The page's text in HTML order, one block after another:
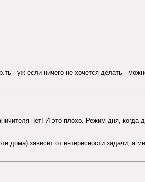
- уж если ничего не хочется делать -
нет! И это плохо. Режим дня,
дома) зависит от интересности задачи, а